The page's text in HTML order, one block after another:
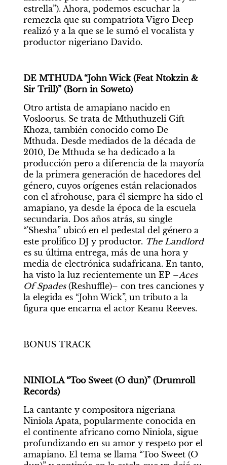
estrella”). Ahora, podemos escuchar la
remezcla que su compatriota Vigro Deep
realizó y a la que se le sumó el vocalista y
productor nigeriano Davido.
DE MTHUDA “John Wick (Feat Ntokzin &
Sir Trill)” (Born in Soweto)
Otro artista de amapiano nacido en
Vosloorus. Se trata de Mthuthuzeli Gift
Khoza, también conocido como De
Mthuda. Desde mediados de la década de
2010, De Mthuda se ha dedicado a la
producción pero a diferencia de la mayoría
de la primera generación de hacedores del
género, cuyos orígenes están relacionados
con el afrohouse, para él siempre ha sido el
amapiano, ya desde la época de la escuela
secundaria. Dos años atrás, su single
“'Shesha” ubicó en el pedestal del género a
este prolífico DJ y productor. The Landlord
es su última entrega, más de una hora y
media de electrónica sudafricana. En tanto,
ha visto la luz recientemente un EP –Aces
Of Spades (Reshuffle)– con tres canciones y
la elegida es “John Wick”, un tributo a la
figura que encarna el actor Keanu Reeves.
BONUS TRACK
NINIOLA “Too Sweet (O dun)” (Drumroll
Records)
La cantante y compositora nigeriana
Niniola Apata, popularmente conocida en
el continente africano como Niniola, sigue
profundizando en su amor y respeto por el
amapiano. El tema se llama “Too Sweet (O